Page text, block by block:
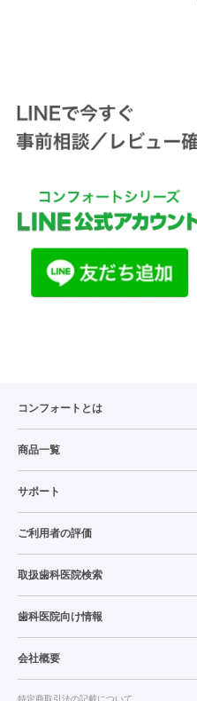
コンフォートとは
商品一覧
サポート
ご利用者の評価
取扱歯科医院検索
歯科医院向け情報
会社概要
特定商取引法の記載について